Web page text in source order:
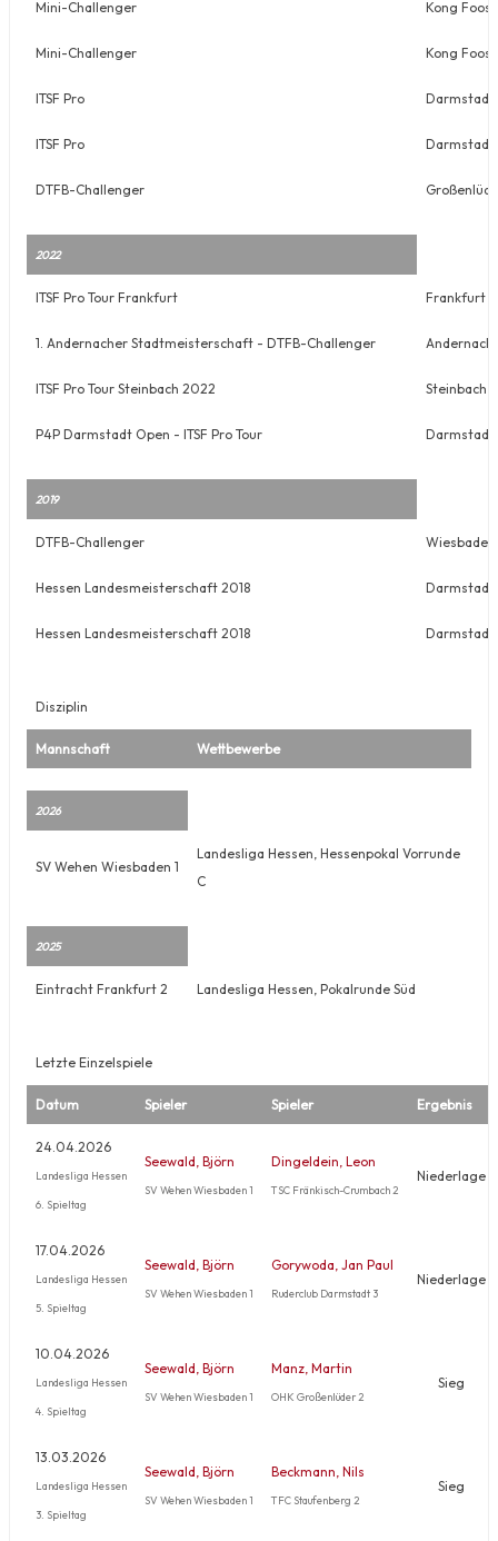
Mini-Challenger Kong
Mini-Challenger Kong
ITSF Pro Darmstadt
ITSF Pro Darmstadt
DTFB-Challenger
2022
ITSF Pro Tour Frankfurt Frankfurt
1. Andernacher Stadtmeisterschaft - DTFB-Challenger Andernach
ITSF Pro Tour Steinbach 2022 Steinbach
P4P Darmstadt Open - ITSF Pro Tour Darmstadt
2019
DTFB-Challenger Wiesbaden
Hessen Landesmeisterschaft 2018 Darmstadt
Hessen Landesmeisterschaft 2018 Darmstadt
Disziplin
Mannschaft Wettbewerbe
2026
SV Wehen Wiesbaden 1
Landesliga Hessen, Hessenpokal Vorrunde
C
2025
Eintracht Frankfurt 2 Landesliga Hessen, Pokalrunde Süd
Letzte Einzelspiele
Datum Spieler Spieler Ergebnis
24.04.2026
Landesliga Hessen
6. Spieltag
Seewald, Björn
SV Wehen Wiesbaden 1
Dingeldein, Leon
TSC Fränkisch-Crumbach 2
Niederlage
17.04.2026
Landesliga Hessen
5. Spieltag
Seewald, Björn
SV Wehen Wiesbaden 1
Gorywoda, Jan Paul
Ruderclub Darmstadt 3
Niederlage
10.04.2026
Landesliga Hessen
4. Spieltag
Seewald, Björn
SV Wehen Wiesbaden 1
Manz, Martin
OHK Großenlüder 2
Sieg
13.03.2026
Landesliga Hessen
3. Spieltag
Seewald, Björn
SV Wehen Wiesbaden 1
Beckmann, Nils
TFC Staufenberg 2
Sieg